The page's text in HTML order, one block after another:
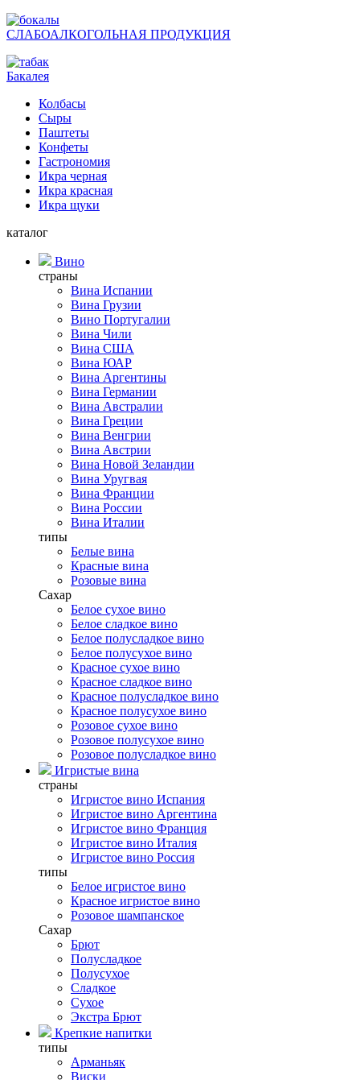
СЛАБОАЛКОГОЛЬНАЯ ПРОДУКЦИЯ
Бакалея
Колбасы
Сыры
Паштеты
Конфеты
Гастрономия
Икра черная
Икра красная
Икра щуки
каталог
Вино
страны
Вина Испании
Вина Грузии
Вино Португалии
Вина Чили
Вина США
Вина ЮАР
Вина Аргентины
Вина Германии
Вина Австралии
Вина Греции
Вина Венгрии
Вина Австрии
Вина Новой Зеландии
Вина Уругвая
Вина Франции
Вина России
Вина Италии
типы
Белые вина
Красные вина
Розовые вина
Сахар
Белое сухое вино
Белое сладкое вино
Белое полусладкое вино
Белое полусухое вино
Красное сухое вино
Красное сладкое вино
Красное полусладкое вино
Красное полусухое вино
Розовое сухое вино
Розовое полусухое вино
Розовое полусладкое вино
Игристые вина
страны
Игристое вино Испания
Игристое вино Аргентина
Игристое вино Франция
Игристое вино Италия
Игристое вино Россия
типы
Белое игристое вино
Красное игристое вино
Розовое шампанское
Сахар
Брют
Полусладкое
Полусухое
Сладкое
Сухое
Экстра Брют
Крепкие напитки
типы
Арманьяк
Виски